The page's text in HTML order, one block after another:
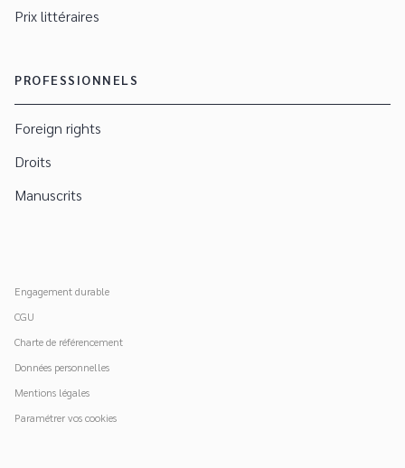
Prix littéraires
PROFESSIONNELS
Foreign rights
Droits
Manuscrits
Engagement durable
CGU
Charte de référencement
Données personnelles
Mentions légales
Paramétrer vos cookies